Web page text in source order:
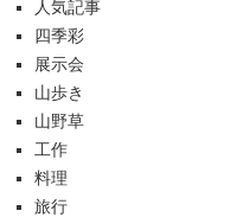
人気記事
四季彩
展示会
山歩き
山野草
工作
料理
旅行